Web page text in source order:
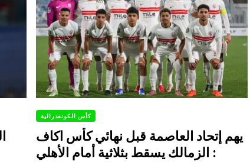
كأس الكونفدرالية
يهم إتحاد العاصمة قبل نهائي كأس اكاف